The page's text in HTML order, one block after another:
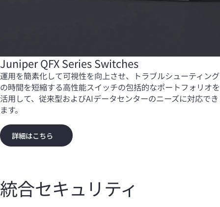
Juniper QFX Series Switches
運用を簡素化して可視性を向上させ、トラブルシューティング
の時間を短縮する高性能スイッチの包括的なポートフォリオを
活用して、従来型およびAIデータセンターのニーズに対応でき
ます。
詳細はこちら
統合セキュリティ